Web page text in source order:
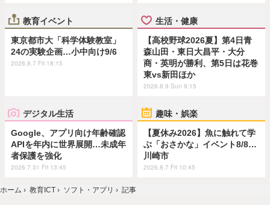
教育イベント
東京都市大「科学体験教室」
24の実験企画…小中向け9/6
2026.8.7 Fri 18:15
生活・健康
【高校野球2026夏】第4日青
森山田・東日大昌平・大分
商・英明が勝利、第5日は花巻
東vs新田ほか
2026.8.9 Sun 9:15
デジタル生活
Google、アプリ向け年齢確認
APIを年内に世界展開…未成年
者保護を強化
2026.7.31 Fri 13:45
趣味・娯楽
【夏休み2026】魚に触れて学
ぶ「おさかな」イベント8/8…
川崎市
2026.8.7 Fri 10:45
ホーム › 教育ICT › ソフト・アプリ › 記事